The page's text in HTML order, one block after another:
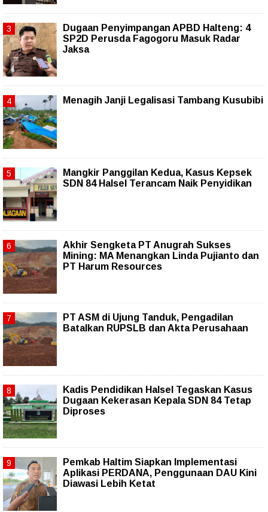
Dugaan Penyimpangan APBD Halteng: 4
SP2D Perusda Fagogoru Masuk Radar
Jaksa
Menagih Janji Legalisasi Tambang Kusubibi
Mangkir Panggilan Kedua, Kasus Kepsek
SDN 84 Halsel Terancam Naik Penyidikan
Akhir Sengketa PT Anugrah Sukses
Mining: MA Menangkan Linda Pujianto dan
PT Harum Resources
PT ASM di Ujung Tanduk, Pengadilan
Batalkan RUPSLB dan Akta Perusahaan
Kadis Pendidikan Halsel Tegaskan Kasus
Dugaan Kekerasan Kepala SDN 84 Tetap
Diproses
Pemkab Haltim Siapkan Implementasi
Aplikasi PERDANA, Penggunaan DAU Kini
Diawasi Lebih Ketat